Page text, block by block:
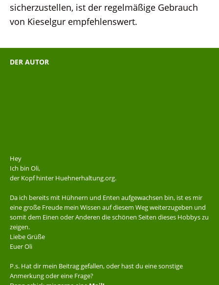
sicherzustellen, ist der regelmäßige Gebrauch
von Kieselgur empfehlenswert.
DER AUTOR
Hey
Ich bin Oli,
der Kopf hinter Huehnerhaltung.org.
Da ich bereits mit Hühnern und Enten aufgewachsen bin, ist es mir
eine große Freude mein Wissen auf diesem Weg weiterzugeben und
somit dem Einen oder Anderen die schönen Seiten dieses Hobbys zu
zeigen.
Liebe Grüße
Euer Oli
P.s. Hat dir mein Beitrag gefallen, oder hast du eine sonstige
Anmerkung oder eine Frage?